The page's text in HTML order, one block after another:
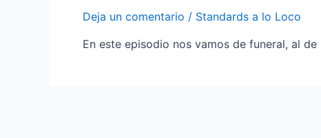
Deja un comentario / Standards a lo Loco
En este episodio nos vamos de funeral, al de